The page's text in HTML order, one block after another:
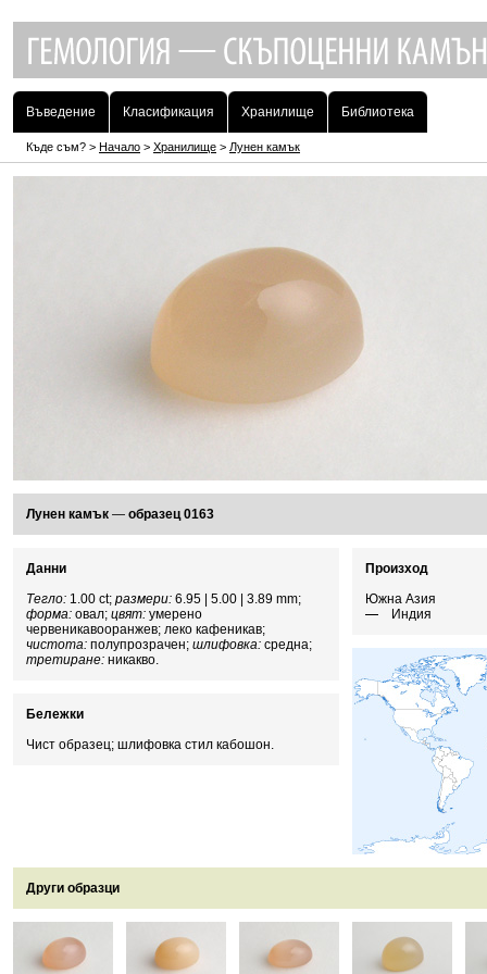
Въведение Класификация Хранилище Библиотека
Къде съм? > Начало > Хранилище > Лунен камък
Лунен камък — образец 0163
Произход
Южна Азия
Индия
Данни
Тегло: 1.00 ct; размери: 6.95 | 5.00 | 3.89 mm;
форма: овал; цвят: умерено
червеникавооранжев; леко кафеникав;
чистота: полупрозрачен; шлифовка: средна;
третиране: никакво.
Бележки
Чист образец; шлифовка стил кабошон.
Други образци